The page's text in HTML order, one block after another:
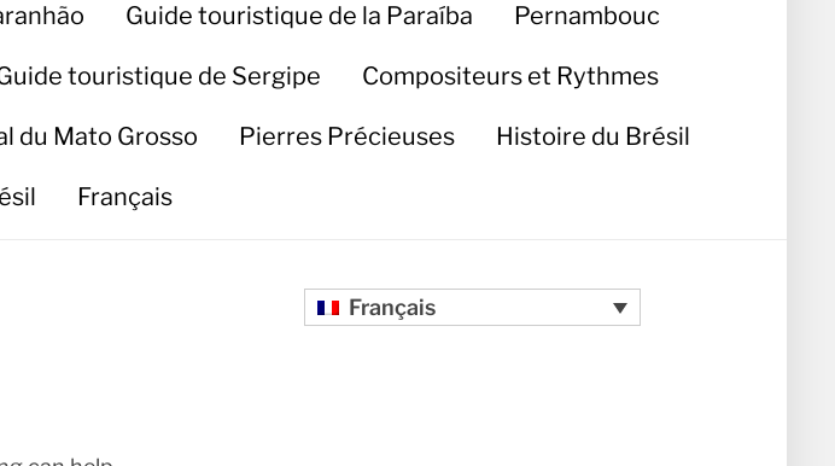
Guide touristique de la Paraíba Pernambouc
touristique de Sergipe Compositeurs et Rythmes
du Mato Grosso Pierres Précieuses Histoire du Brésil
Français
Français